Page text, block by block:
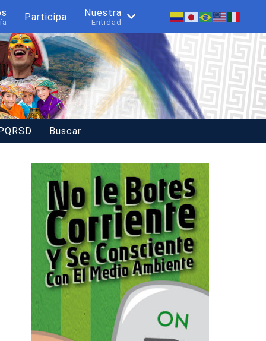
Participa Nuestra
Entidad
Buscar